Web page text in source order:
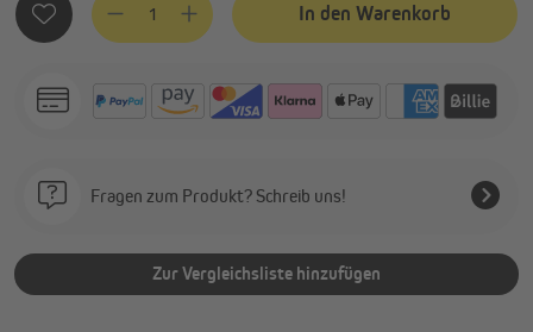
In den Warenkorb
Fragen zum Produkt? Schreib uns!
Zur Vergleichsliste hinzufügen